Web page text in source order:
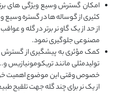
امکان گسترش وسیع ویژگی های
کثیری از گوساله ها در گستره وسیع
از حد از یک گاو نر برتر در گله و
مصنوعی جلوگیری نمود.
کمک مؤثری به پیشگیری از گسترش
تولیدمثلی مانند تریکومونیازیس
خصوص وقتی این موضوع اهمیت
از یک نر برای چند گله جهت تلقیح